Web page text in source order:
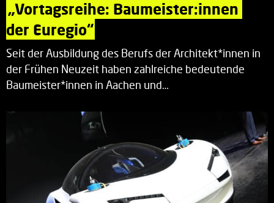
„Vortagsreihe: Baumeister:innen
der Euregio“
Seit der Ausbildung des Berufs der Architekt*innen in
der Frühen Neuzeit haben zahlreiche bedeutende
Baumeister*innen in Aachen und…